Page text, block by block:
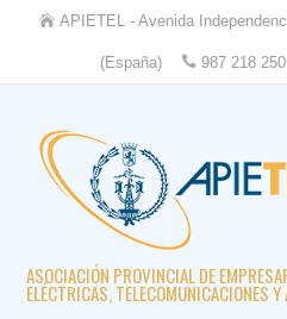
APIETEL - Avenida
(España) 987 218
ASOCIACIÓN PROVINCIAL DE
ELÉCTRICAS, TELECOMUNICACIONES Y